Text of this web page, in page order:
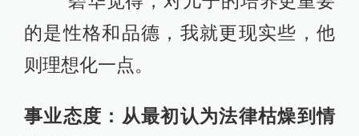
的是性格和品德，我就更现实些，他
则理想化一点。
事业态度：从最初认为法律枯燥到情